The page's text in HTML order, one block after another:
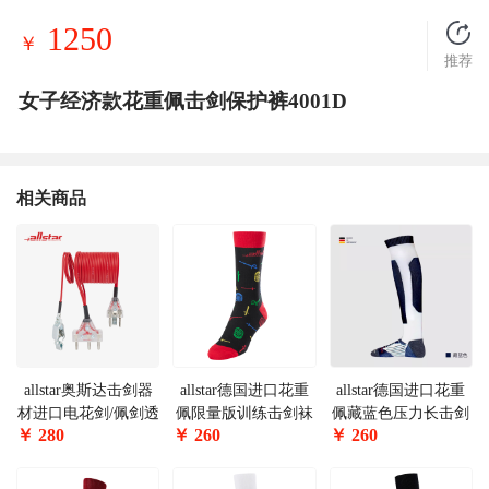
￥ 1250
推荐
女子经济款花重佩击剑保护裤4001D
相关商品
allstar奥斯达击剑器
材进口电花剑/佩剑透
明头手线可参加国内
￥ 280
allstar德国进口花重
佩限量版训练击剑袜
BFSTR-S
￥ 260
allstar德国进口花重
佩藏蓝色压力长击剑
袜FSTR-UT
￥ 260